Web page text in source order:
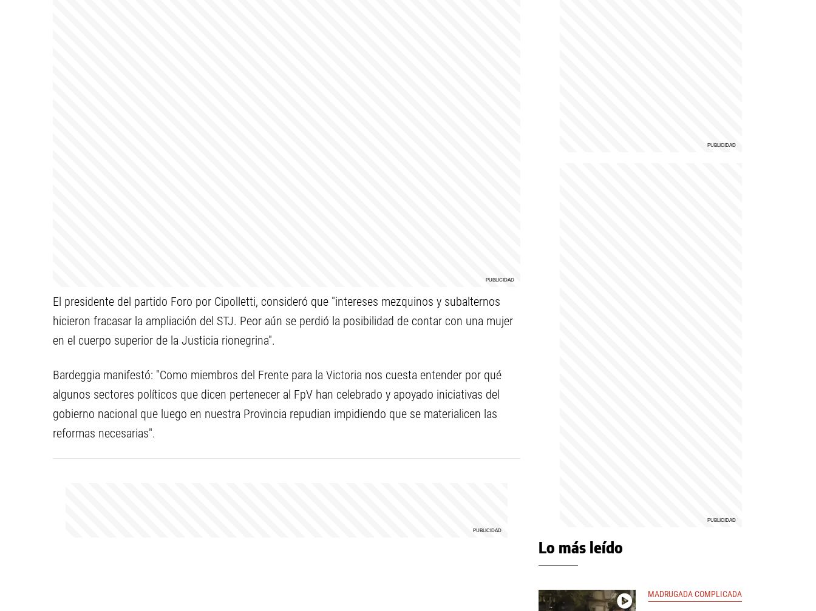
El presidente del partido Foro por Cipolletti, consideró que "intereses mezquinos y subalternos
hicieron fracasar la ampliación del STJ. Peor aún se perdió la posibilidad de contar con una mujer
en el cuerpo superior de la Justicia rionegrina".
Bardeggia manifestó: "Como miembros del Frente para la Victoria nos cuesta entender por qué
algunos sectores políticos que dicen pertenecer al FpV han celebrado y apoyado iniciativas del
gobierno nacional que luego en nuestra Provincia repudian impidiendo que se materialicen las
reformas necesarias".
Lo más leído
MADRUGADA COMPLICADA